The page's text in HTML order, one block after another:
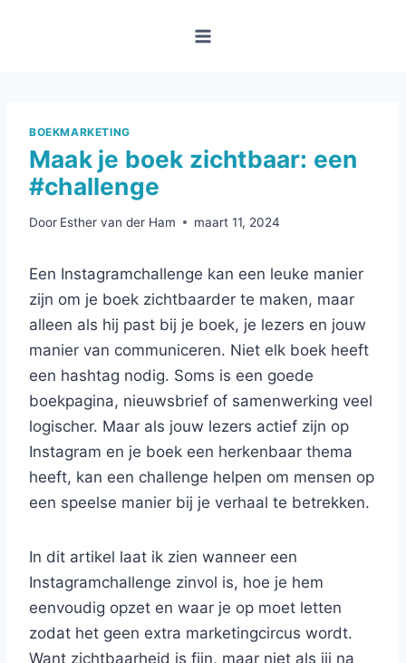
BOEKMARKETING
Maak je boek zichtbaar: een
#challenge
Door Esther van der Ham maart 11, 2024
Een Instagramchallenge kan een leuke manier
zijn om je boek zichtbaarder te maken, maar
alleen als hij past bij je boek, je lezers en jouw
manier van communiceren. Niet elk boek heeft
een hashtag nodig. Soms is een goede
boekpagina, nieuwsbrief of samenwerking veel
logischer. Maar als jouw lezers actief zijn op
Instagram en je boek een herkenbaar thema
heeft, kan een challenge helpen om mensen op
een speelse manier bij je verhaal te betrekken.
In dit artikel laat ik zien wanneer een
Instagramchallenge zinvol is, hoe je hem
eenvoudig opzet en waar je op moet letten
zodat het geen extra marketingcircus wordt.
Want zichtbaarheid is fijn, maar niet als jij na